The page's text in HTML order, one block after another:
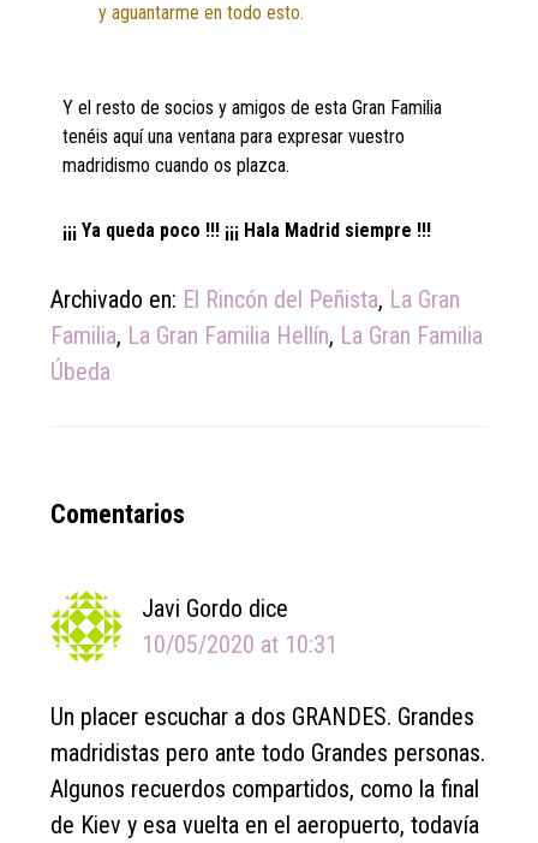
y aguantarme en todo esto.
Y el resto de socios y amigos de esta Gran Familia
tenéis aquí una ventana para expresar vuestro
madridismo cuando os plazca.
¡¡¡ Ya queda poco !!! ¡¡¡ Hala Madrid siempre !!!
Archivado en: El Rincón del Peñista, La Gran
Familia, La Gran Familia Hellín, La Gran Familia
Úbeda
Reader
Comentarios
Javi Gordo dice
10/05/2020 at 10:31
Un placer escuchar a dos GRANDES. Grandes
madridistas pero ante todo Grandes personas.
Algunos recuerdos compartidos, como la final
de Kiev y esa vuelta en el aeropuerto, todavía